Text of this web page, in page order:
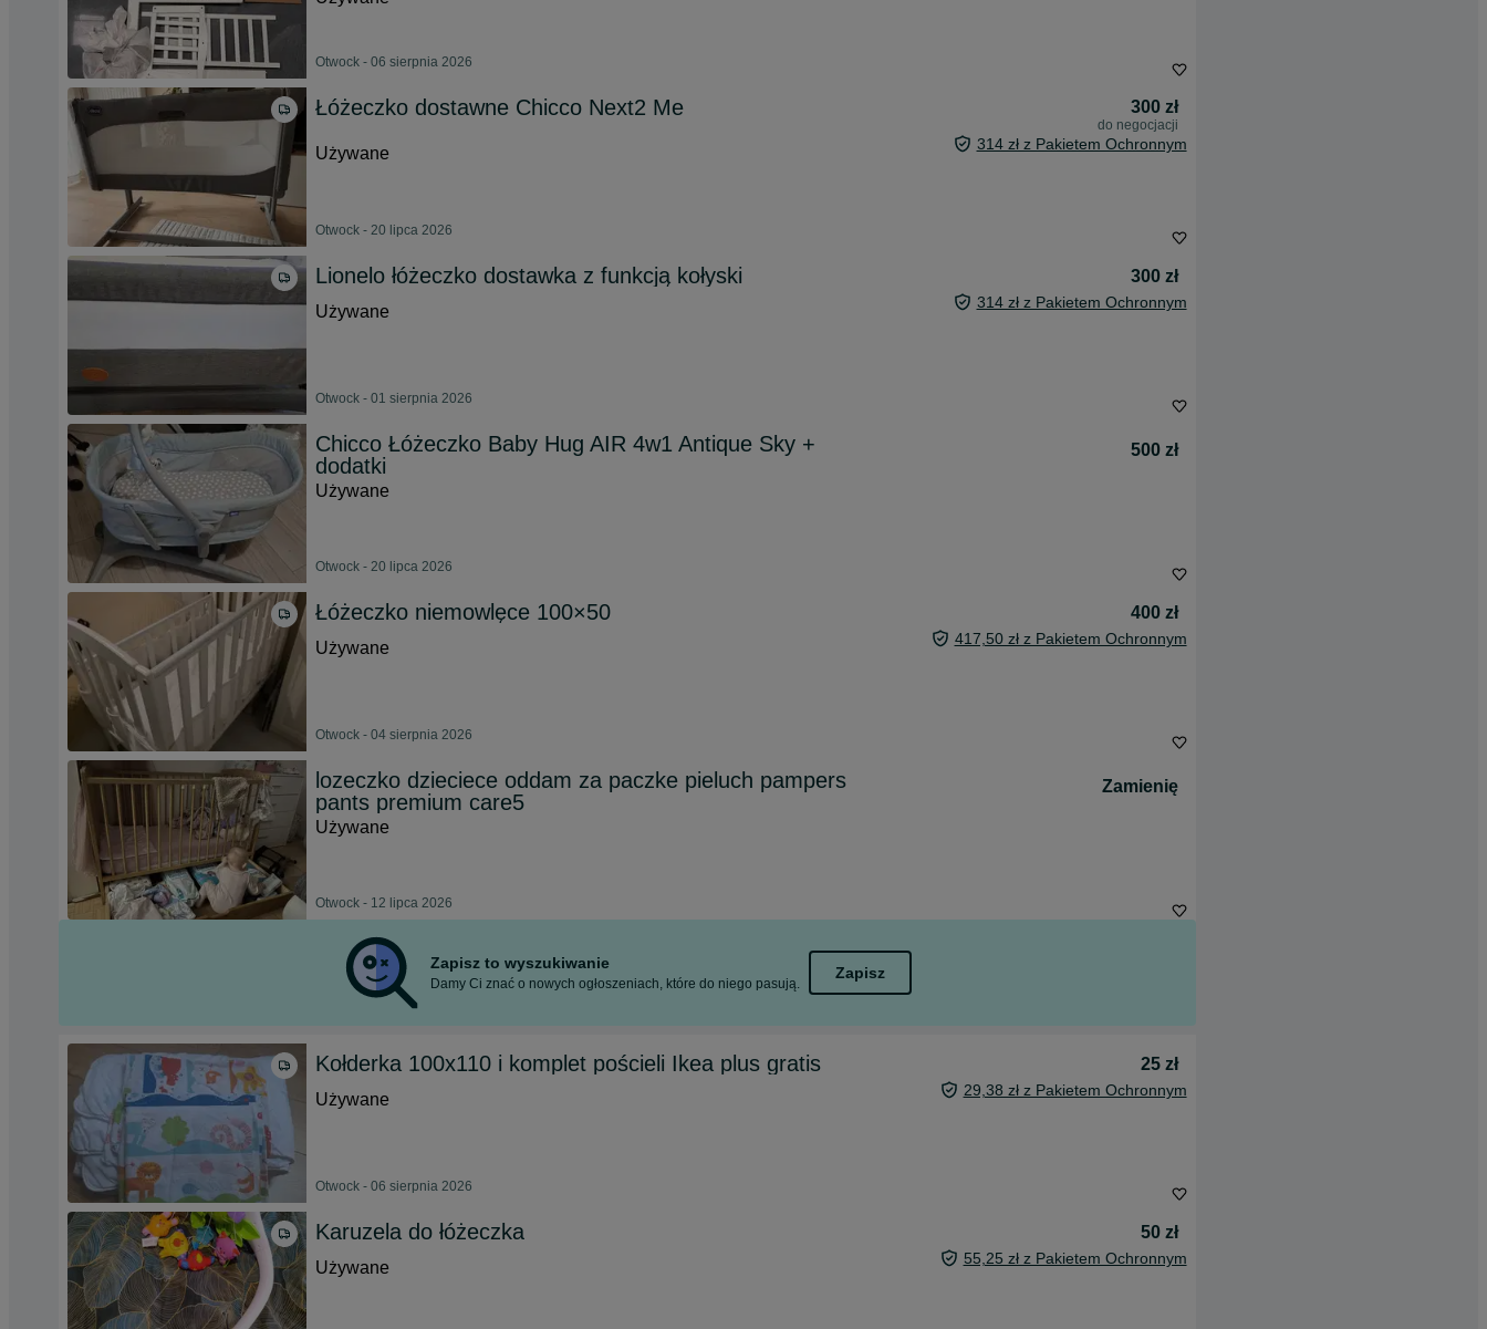
Otwock - 06 sierpnia 2026
Łóżeczko dostawne Chicco Next2 Me 300 zł
do negocjacji
Używane 314 zł z Pakietem Ochronnym
Otwock - 20 lipca 2026
Lionelo łóżeczko dostawka z funkcją kołyski
300 zł
Używane
314 zł z Pakietem Ochronnym
Otwock - 01 sierpnia 2026
Chicco Łóżeczko Baby Hug AIR 4w1 Antique Sky +
dodatki
500 zł
Używane
Otwock - 20 lipca 2026
Łóżeczko niemowlęce 100×50
400 zł
Używane
417,50 zł z Pakietem Ochronnym
Otwock - 04 sierpnia 2026
lozeczko dzieciece oddam za paczke pieluch pampers
pants premium care5
Zamienię
Używane
Otwock - 12 lipca 2026
Zapisz to wyszukiwanie
Damy Ci znać o nowych ogłoszeniach, które do niego pasują.
Zapisz
Kołderka 100x110 i komplet pościeli Ikea plus gratis
25 zł
Używane
29,38 zł z Pakietem Ochronnym
Otwock - 06 sierpnia 2026
Karuzela do łóżeczka
50 zł
Używane
55,25 zł z Pakietem Ochronnym